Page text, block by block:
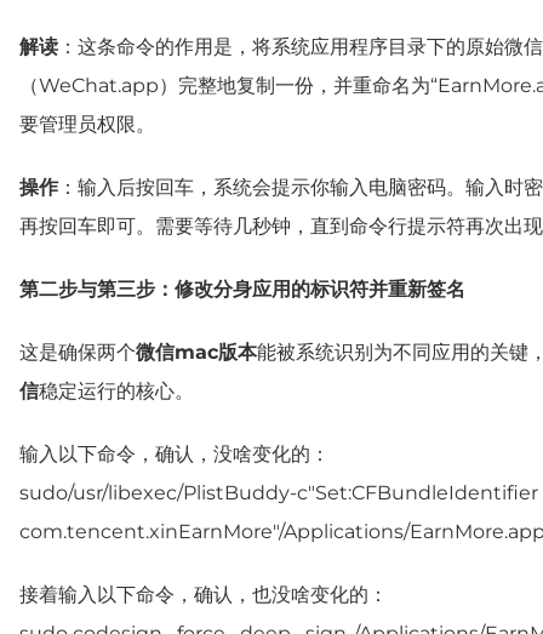
解读 ：这条命令的作用是，将系统应用程序目录下的原始微
（WeChat.app）完整地复制一份，并重命名为
要管理员权限。
操作 ：输入后按回车，系统会提示你输入电脑密码。输入时
再按回车即可。需要等待几秒钟，直到命令行提示符再次出
第二步与第三步：修改分身应用的标识符并重新签名
这是确保两个微信mac版本能被系统识别为不同应用的关键
信稳定运行的核心。
输入以下命令，确认，没啥变化的：
sudo/usr/libexec/PlistBuddy-c"Set:CFBundleIdentifier
com.tencent.xinEarnMore"/Applications/
接着输入以下命令，确认，也没啥变化的：